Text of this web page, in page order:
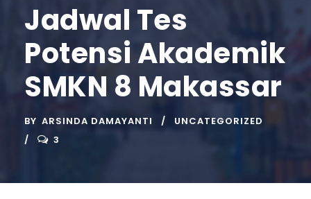
Jadwal Tes
Potensi Akademik
SMKN 8 Makassar
BY ARSINDA DAMAYANTI
UNCATEGORIZED
3